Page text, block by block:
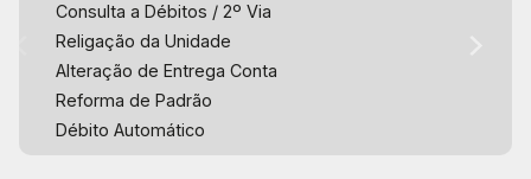
Consulta a Débitos / 2º Via
Religação da Unidade
Alteração de Entrega Conta
Reforma de Padrão
Débito Automático